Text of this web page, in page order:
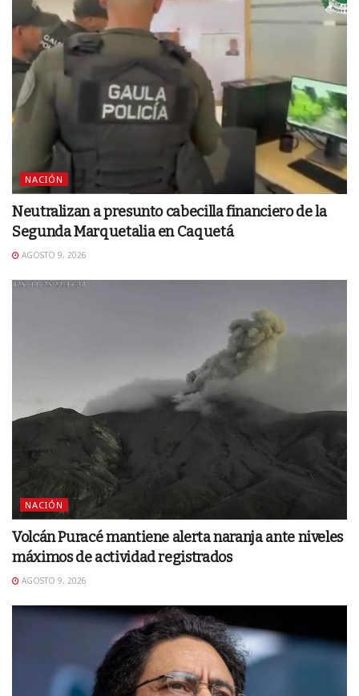
NACIÓN
Neutralizan a presunto cabecilla financiero de la
Segunda Marquetalia en Caquetá
AGOSTO 9, 2026
NACIÓN
Volcán Puracé mantiene alerta naranja ante niveles
máximos de actividad registrados
AGOSTO 9, 2026